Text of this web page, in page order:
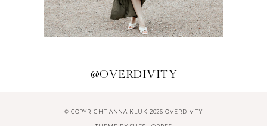
SOMMER 2020
@OVERDIVITY
© COPYRIGHT ANNA KLUK 2026 OVERDIVITY